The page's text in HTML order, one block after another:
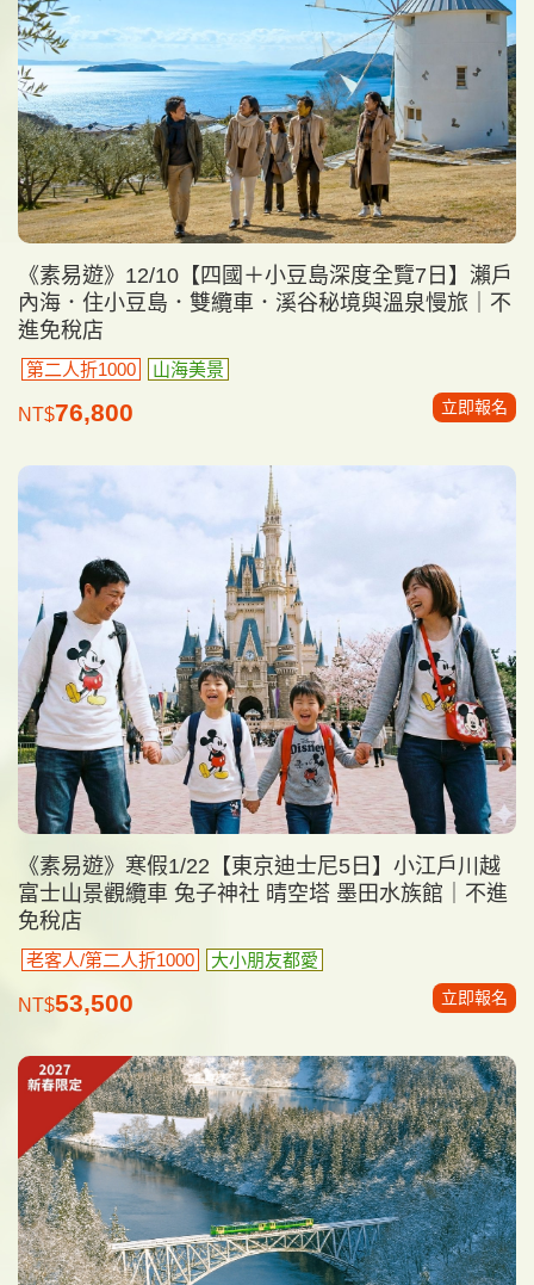
《素易遊》12/10【四國＋小豆島深度全覽7日】瀨戶
內海．住小豆島．雙纜車．溪谷秘境與溫泉慢旅｜不
進免稅店
第二人折1000 山海美景
NT$76,800 立即報名
《素易遊》寒假1/22【東京迪士尼5日】小江戶川越
富士山景觀纜車 兔子神社 晴空塔 墨田水族館｜不進
免稅店
老客人/第二人折1000 大小朋友都愛
NT$53,500 立即報名